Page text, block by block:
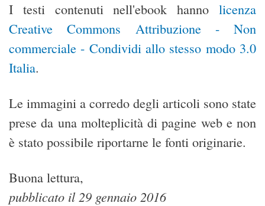
I testi contenuti nell'ebook hanno licenza
Creative Commons Attribuzione - Non
commerciale - Condividi allo stesso modo 3.0
Italia.
Le immagini a corredo degli articoli sono state
prese da una molteplicità di pagine web e non
è stato possibile riportarne le fonti originarie.
Buona lettura,
pubblicato il 29 gennaio 2016